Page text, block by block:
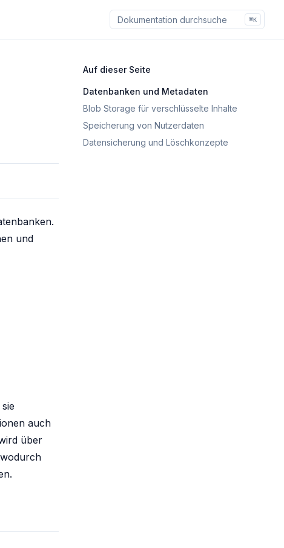
⌘K
und
auch
über
Auf dieser Seite
Datenbanken und Metadaten
Blob Storage für verschlüsselte Inhalte
Speicherung von Nutzerdaten
Datensicherung und Löschkonzepte